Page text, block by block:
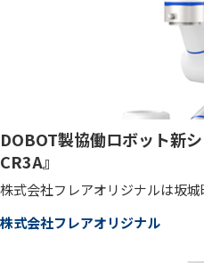
DOBOT製協働ロボット新
CR3A』
株式会社フレアオリジナルは坂
株式会社フレアオリジナル